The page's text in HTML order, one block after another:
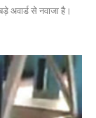
अवार्ड से नवाजा है।